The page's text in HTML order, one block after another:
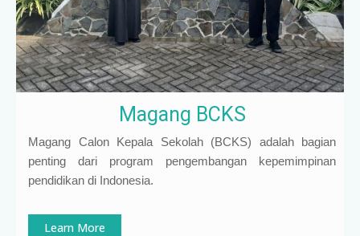
Magang BCKS
Magang Calon Kepala Sekolah (BCKS) adalah bagian
penting dari program pengembangan kepemimpinan
pendidikan di Indonesia.
Learn More